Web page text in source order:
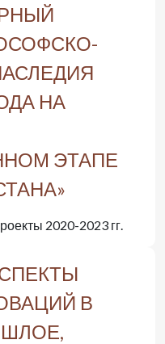
НА
ЭТАПЕ
2020-2023 гг.
В